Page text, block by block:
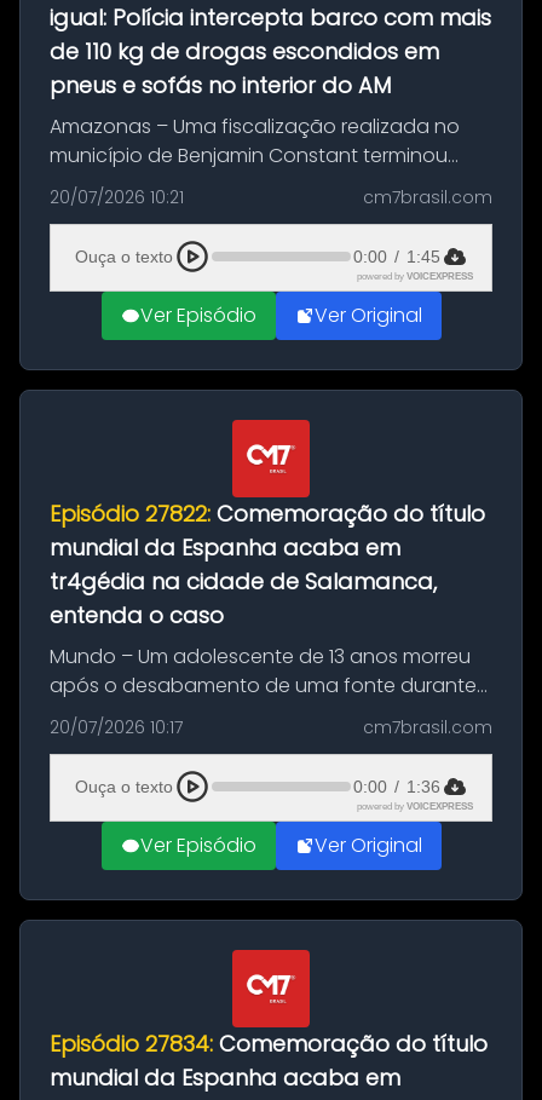
igual: Polícia intercepta barco com mais
de 110 kg de drogas escondidos em
pneus e sofás no interior do AM
Amazonas – Uma fiscalização realizada no
município de Benjamin Constant terminou
com a apreensão de aproximadamente 115
quilos de entorpecentes em uma
embarcação atracada no porto da cidade. O
materia...
20/07/2026 10:21 cm7brasil.com
Ouça o texto 0:00 / 1:45
powered by VOICEXPRESS
Ver Episódio Ver Original
Episódio 27822: Comemoração do título
mundial da Espanha acaba em
tr4gédia na cidade de Salamanca,
entenda o caso
Mundo – Um adolescente de 13 anos morreu
após o desabamento de uma fonte durante
as comemorações pelo título da Copa do
Mundo conquistado pela Espanha, em
Ciudad Rodrigo, na província de Salamanca,
no...
20/07/2026 10:17 cm7brasil.com
Ouça o texto 0:00 / 1:36
powered by VOICEXPRESS
Ver Episódio Ver Original
Episódio 27834: Comemoração do título
mundial da Espanha acaba em